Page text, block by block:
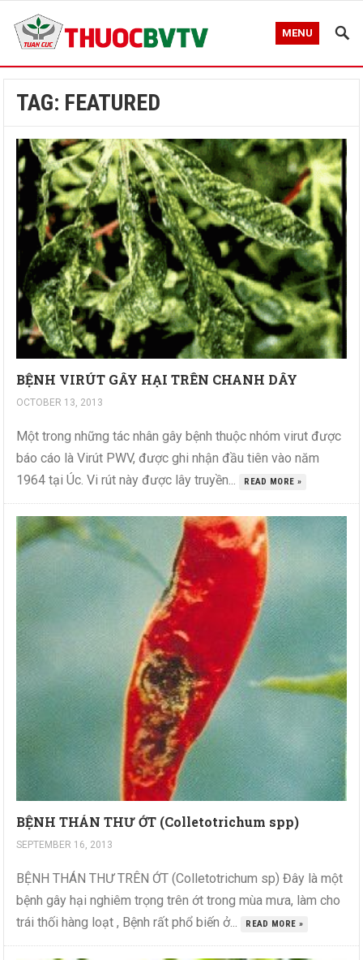
MENU
TAG: FEATURED
BỆNH VIRÚT GÂY HẠI TRÊN CHANH DÂY
OCTOBER 13, 2013
Một trong những tác nhân gây bệnh thuộc nhóm virut được
báo cáo là Virút PWV, được ghi nhận đầu tiên vào năm
1964 tại Úc. Vi rút này được lây truyền...
READ MORE »
BỆNH THÁN THƯ ỚT (Colletotrichum spp)
SEPTEMBER 16, 2013
BỆNH THÁN THƯ TRÊN ỚT (Colletotrichum sp) Đây là một
bệnh gây hại nghiêm trọng trên ớt trong mùa mưa, làm cho
trái thối hàng loạt , Bệnh rất phổ biến ở...
READ MORE »